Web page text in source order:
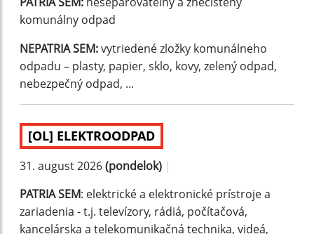
komunálny odpad
NEPATRIA SEM:vytriedené zložky komunálneho
odpadu – plasty, papier, sklo, kovy, zelený odpad,
nebezpečný odpad, ...
[OL] ELEKTROODPAD
31. august 2026(pondelok) |
PATRIA SEM: elektrické a elektronické prístroje a
zariadenia - t.j. televízory, rádiá, počítačová,
kancelárska a telekomunikačná technika, videá,